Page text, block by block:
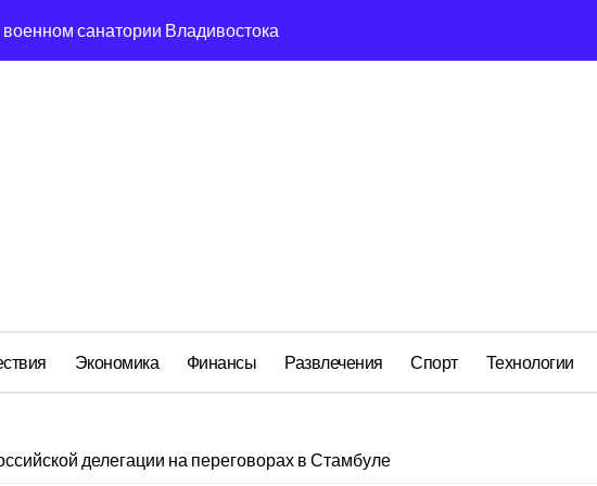
военные изымают спирт «для защиты Отечества»
и маркетплейсы «умывают руки» после ударов по складам Wildberries?
с военной продукцией: предприятия обратились в СК
Экономика Финансы Развлечения Спорт Технологии
делегации на переговорах в Стамбуле